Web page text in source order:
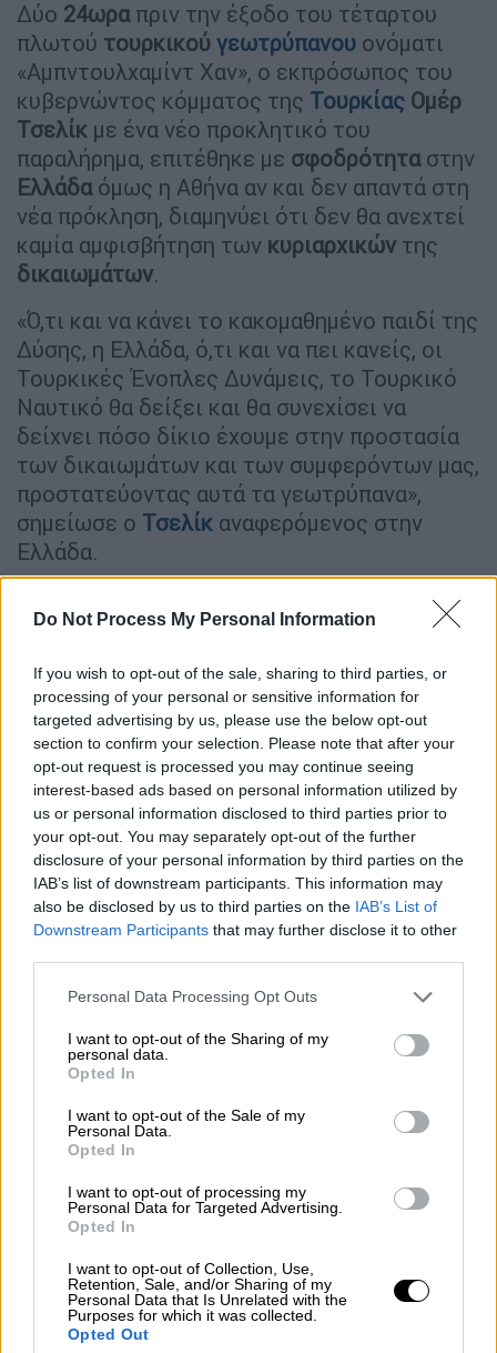
Do Not Process My Personal Information
If you wish to opt-out of the sale, sharing to third parties, or
processing of your personal or sensitive information for
targeted advertising by us, please use the below opt-out
section to confirm your selection. Please note that after your
opt-out request is processed you may continue seeing
interest-based ads based on personal information utilized by
us or personal information disclosed to third parties prior to
your opt-out. You may separately opt-out of the further
disclosure of your personal information by third parties on the
IAB’s list of downstream participants. This information may
also be disclosed by us to third parties on the IAB’s List of
Downstream Participants that may further disclose it to other
Please note that this website/app uses one or more Google
not limited to your visit or usage behaviour. You may click to
grant or deny consent to Google and its third-party tags to
use your data for below specified purposes in below Google
consent section.
Personal Data Processing Opt Outs
I want to opt-out of the Sharing of my
personal data.
Opted In
I want to opt-out of the Sale of my
Personal Data.
Opted In
I want to opt-out of processing my
Personal Data for Targeted Advertising.
Opted In
I want to opt-out of Collection, Use,
Retention, Sale, and/or Sharing of my
Personal Data that Is Unrelated with the
Purposes for which it was collected.
Opted Out
Δύο 24ωραπριν την έξοδο του τέταρτου
πλωτού τουρκικού γεωτρύπανου ονόματι
«Αμπντουλχαμίντ Χαν», ο εκπρόσωπος του
κυβερνώντος κόμματος της Τουρκίας Ομέρ
Τσελίκ με ένα νέο προκλητικό του
παραλήρημα, επιτέθηκε με σφοδρότηταστην
Ελλάδαόμως η Αθήνα αν και δεν απαντά στη
νέα πρόκληση, διαμηνύει ότι δεν θα ανεχτεί
καμία αμφισβήτηση των κυριαρχικών της
δικαιωμάτων.
«Ό,τι και να κάνει το κακομαθημένο παιδί της
Δύσης, η Ελλάδα, ό,τι και να πει κανείς, οι
Τουρκικές Ένοπλες Δυνάμεις, το Τουρκικό
Ναυτικό θα δείξει και θα συνεχίσει να
δείχνει πόσο δίκιο έχουμε στην προστασία
των δικαιωμάτων και των συμφερόντων μας,
προστατεύοντας αυτά τα γεωτρύπανα»,
σημείωσε ο Τσελίκ αναφερόμενος στην
Ελλάδα.
παρακολουθούν όλες τις τουρκικές
κινήσεις
αντίδραση των ελληνικώνΕνόπλων
Δυνάμεωνεφόσον χρειαστεί.
video
Πού θα κινηθεί το γεωτρύπανο - Τα
σενάρια
Σύμφωνα με το ρεπορτάζ της Γεωργίας
Γαραντζιώτη στο
τουρκική NAVTEXη οποία θα καθορίζει την
περιοχή στην οποία θα κινηθεί το
γεωτρύπανο, χωρίς κανείς να μπορεί να
αποκλείει ότι όταν οι Τούρκοι μιλούν για
Μεσόγειο, μπορεί να εννοούν και περιοχή